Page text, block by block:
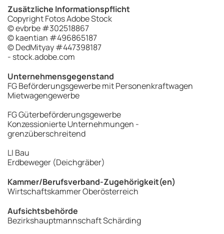
Zusätzliche Informationspflicht
Copyright Fotos Adobe Stock
© evbrbe #302518867
© kaentian #496865187
© DedMityay #447398187
- stock.adobe.com
Unternehmensgegenstand
FG Beförderungsgewerbe mit Personenkraftwagen
Mietwagengewerbe
FG Güterbeförderungsgewerbe
Konzessionierte Unternehmungen -
grenzüberschreitend
LI Bau
Erdbeweger (Deichgräber)
Kammer/Berufsverband-Zugehörigkeit(en)
Wirtschaftskammer Oberösterreich
Aufsichtsbehörde
Bezirkshauptmannschaft Schärding